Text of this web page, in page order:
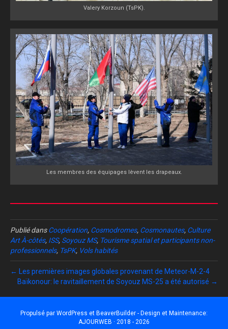
Valery Korzoun (TsPK).
Les membres des équipages lèvent les drapeaux.
Publié dansCoopération, Cosmodromes, Cosmonautes, Culture
Art À-côtés, ISS, Soyouz MS, Tourisme spatial et participants non-
professionnels, TsPK, Vols habités
← Les premières images globales provenant de Meteor-M-2-4
Baïkonour: le ravitaillement de Soyouz MS-25 a été autorisé →
Propulsé par WordPress et BeaverBuilder - Design et Maintenance:
AJOURWEB · 2018 - 2026